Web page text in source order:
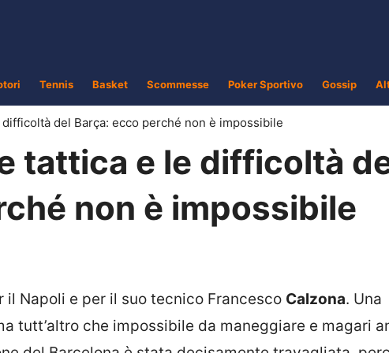
Tennis Basket Scommesse Poker Sportivo Gossip
del Barça: ecco perché non è impossibile
tattica e le difficoltà
non è impossibile
il Napoli e per il suo tecnico Francesco Calzona. Una
tutt’altro che impossibile da maneggiare e magari